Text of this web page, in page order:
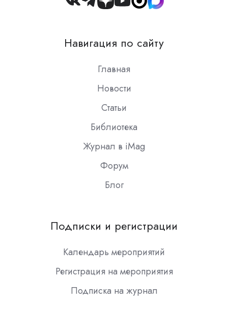
Join
Slack
Навигация по сайту
Главная
Новости
Статьи
Библиотека
Журнал в iMag
Форум
Блог
Подписки и регистрации
Календарь мероприятий
Регистрация на мероприятия
Подписка на журнал